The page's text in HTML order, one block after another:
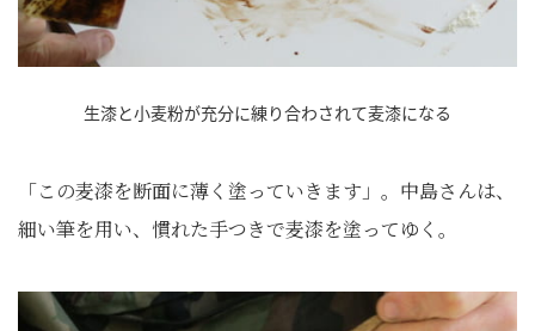
生漆と小麦粉が充分に練り合わされて麦漆になる
「この麦漆を断面に薄く塗っていきます」。中島さんは、
細い筆を用い、慣れた手つきで麦漆を塗ってゆく。